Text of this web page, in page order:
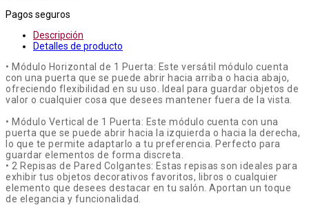
Pagos seguros
Descripción
Detalles de producto
• Módulo Horizontal de 1 Puerta: Este versátil módulo cuenta
con una puerta que se puede abrir hacia arriba o hacia abajo,
ofreciendo flexibilidad en su uso. Ideal para guardar objetos de
valor o cualquier cosa que desees mantener fuera de la vista.
• Módulo Vertical de 1 Puerta: Este módulo cuenta con una
puerta que se puede abrir hacia la izquierda o hacia la derecha,
lo que te permite adaptarlo a tu preferencia. Perfecto para
guardar elementos de forma discreta.
• 2 Repisas de Pared Colgantes: Estas repisas son ideales para
exhibir tus objetos decorativos favoritos, libros o cualquier
elemento que desees destacar en tu salón. Aportan un toque
de elegancia y funcionalidad.